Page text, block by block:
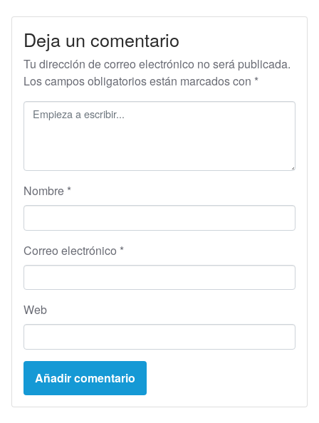
Deja un comentario
Tu dirección de correo electrónico no será publicada.
Los campos obligatorios están marcados con *
Nombre *
Correo electrónico *
Web